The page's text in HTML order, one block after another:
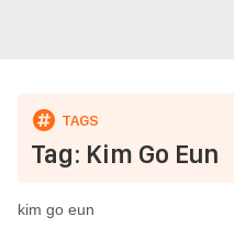
Tag: Kim Go Eun
kim go eun